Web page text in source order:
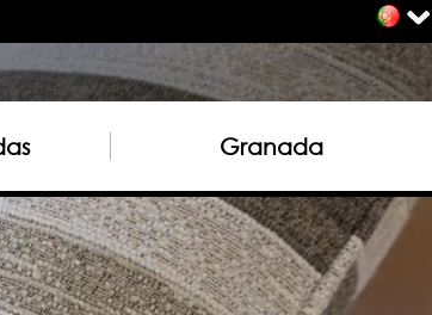
Granada